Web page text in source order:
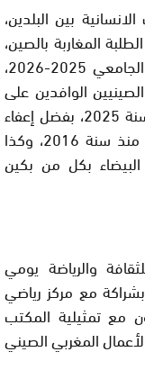
بين البلدين،
المغاربة بالصين،
الذي يناهز 16 ألف طالب خلال الموسم الجامعي 2025-2026،
الوافدين على
المغرب، الذين بلغ عددهم 200 ألف زائر سنة 2025، بفضل إعفاء
المواطنين الصينيين من التأشيرة المعتمد منذ سنة 2016، وكذا
البيضاء بكل من بكين
والرياضة يومي
مع مركز رياضي
مع تمثيلية المكتب
المغربي الصيني